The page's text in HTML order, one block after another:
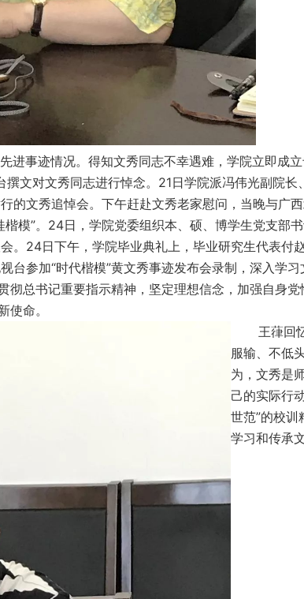
事迹情况。得知文秀同志不幸遇难，学院立即成立
撰文对文秀同志进行悼念。21日学院派冯伟光副院
的文秀追悼会。下午赶赴文秀老家慰问，当晚与广
模”。24日，学院党委组织本、硕、博学生党支部
。24日下午，学院毕业典礼上，毕业研究生代表付
台参加“时代楷模”黄文秀事迹发布会录制，深入学
彻总书记重要指示精神，坚定理想信念，加强自身
使命。
王葎回忆
服输、不低
为，文秀是
己的实际行
世范”的校训
学习和传承